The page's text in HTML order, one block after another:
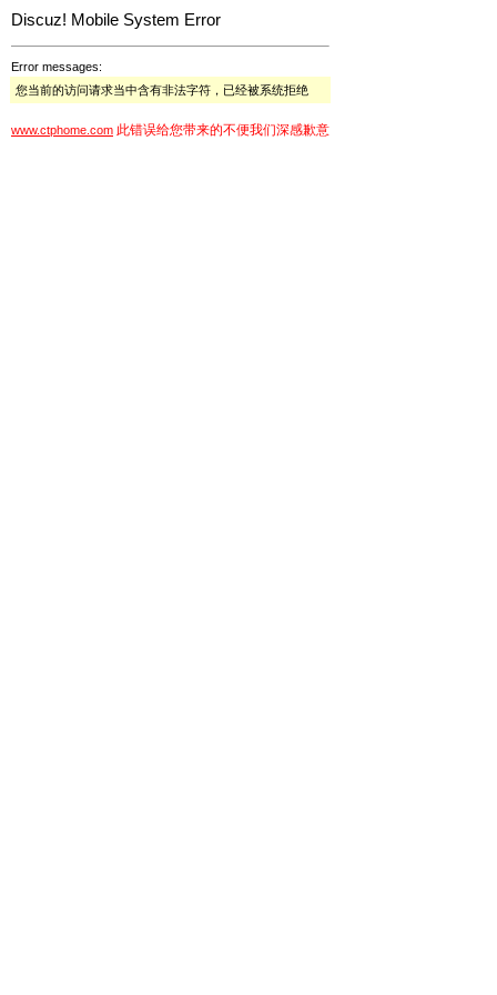
Discuz! Mobile System Error
Error messages:
您当前的访问请求当中含有非法字符，已经被系统拒绝
www.ctphome.com 此错误给您带来的不便我们深感歉意